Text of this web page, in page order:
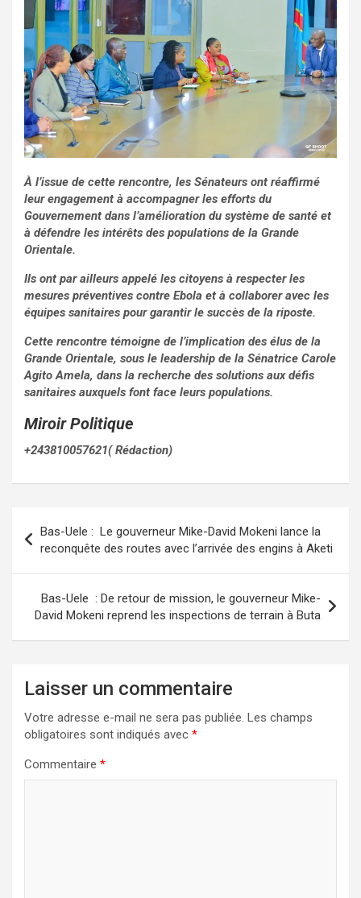
À l’issue de cette rencontre, les Sénateurs ont réaffirmé
leur engagement à accompagner les efforts du
Gouvernement dans l’amélioration du système de santé et
à défendre les intérêts des populations de la Grande
Orientale.
Ils ont par ailleurs appelé les citoyens à respecter les
mesures préventives contre Ebola et à collaborer avec les
équipes sanitaires pour garantir le succès de la riposte.
Cette rencontre témoigne de l’implication des élus de la
Grande Orientale, sous le leadership de la Sénatrice Carole
Agito Amela, dans la recherche des solutions aux défis
sanitaires auxquels font face leurs populations.
Miroir Politique
+243810057621( Rédaction)
de
l’article
Bas-Uele : Le gouverneur Mike-David Mokeni lance la
reconquête des routes avec l’arrivée des engins à Aketi
Bas-Uele : De retour de mission, le gouverneur Mike-
David Mokeni reprend les inspections de terrain à Buta
Laisser un commentaire
Votre adresse e-mail ne sera pas publiée. Les champs
obligatoires sont indiqués avec *
Commentaire *